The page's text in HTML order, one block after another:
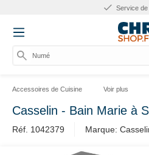
Service de
Numéro
Accessoires de Cuisine Voir plus
Casselin - Bain Marie à
Réf. 1042379 Marque: